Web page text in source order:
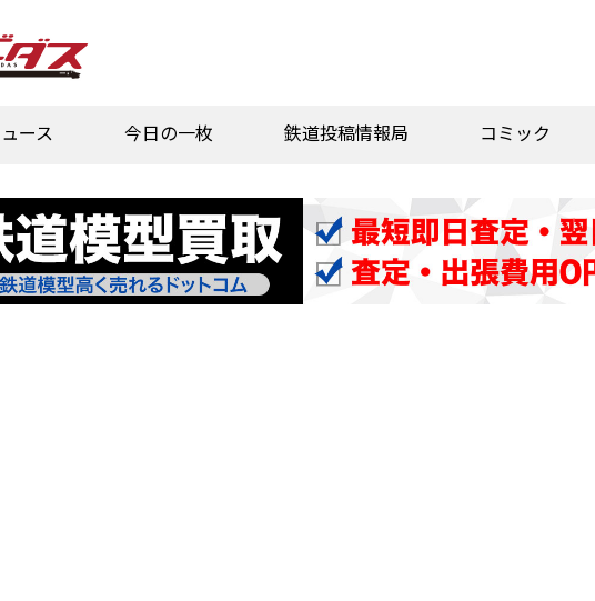
ース 今日の一枚 鉄道投稿情報局 コミック